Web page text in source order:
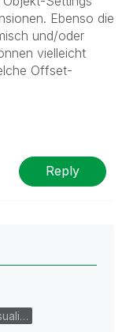
Ebenso die
und/oder
vielleicht
Offset-
Reply